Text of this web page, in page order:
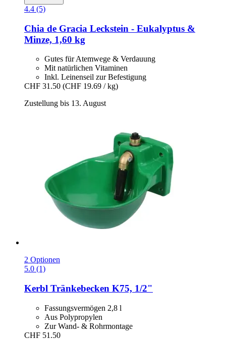
4.4 (5)
Chia de Gracia Leckstein -​ Eukalyptus &
Minze, 1,60 kg
Gutes für Atemwege & Verdauung
Mit natürlichen Vitaminen
Inkl. Leinenseil zur Befestigung
CHF 31.50 (CHF 19.69 / kg)
Zustellung bis 13. August
2 Optionen
5.0 (1)
Kerbl Tränkebecken K75, 1/2"
Fassungsvermögen 2,8 l
Aus Polypropylen
Zur Wand- & Rohrmontage
CHF 51.50